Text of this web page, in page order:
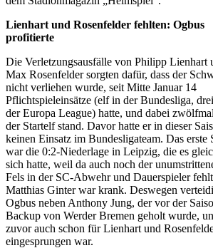
Lienhart und Rosenfelder fehlten: Ogbus
profitierte
Die Verletzungsausfälle von Philipp Lienhart
Max Rosenfelder sorgten dafür, dass der
nicht verliehen wurde, seit Mitte Januar 14
Pflichtspieleinsätze (elf in der Bundesliga,
der Europa League) hatte, und dabei
der Startelf stand. Davor hatte er in dieser
keinen Einsatz im Bundesligateam. Das erste
war die 0:2-Niederlage in Leipzig, die es
sich hatte, weil da auch noch der
Fels in der SC-Abwehr und Dauerspieler
Matthias Ginter war krank. Deswegen
Ogbus neben Anthony Jung, der vor der
Backup von Werder Bremen geholt wurde,
zuvor auch schon für Lienhart und
eingesprungen war.